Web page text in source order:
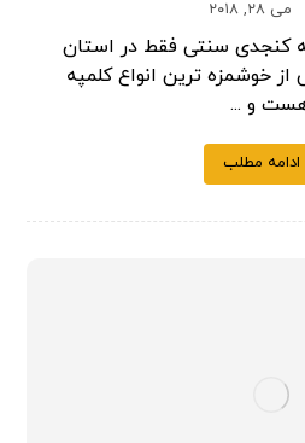
می ۲۸, ۲۰۱۸
کنجدی سنتی فقط در استان
خوشمزه ترین انواع کلمپه
و ...
ادامه مطلب